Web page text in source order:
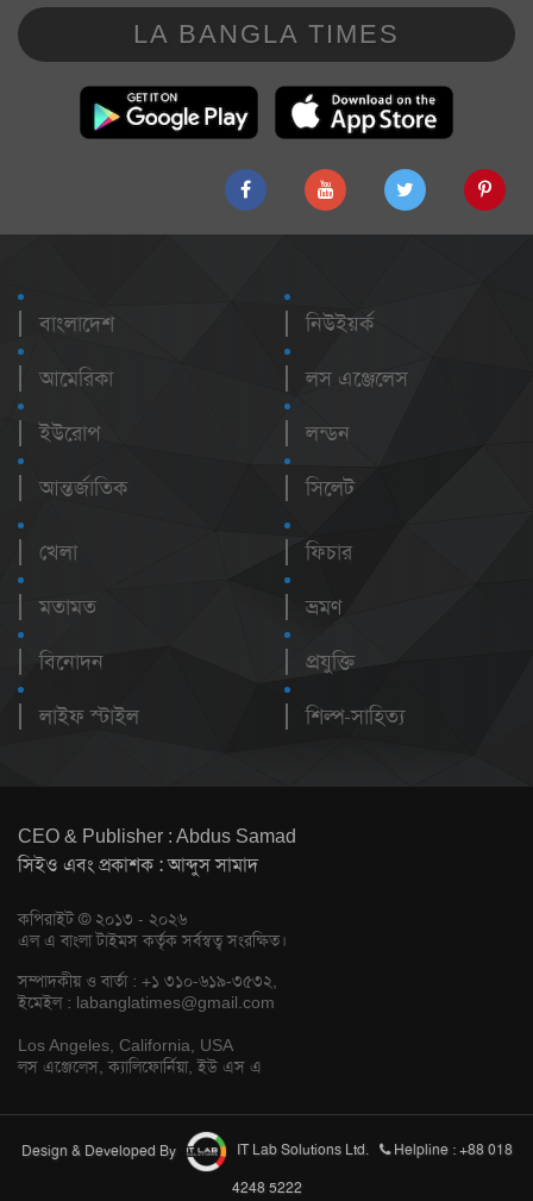
LA BANGLA TIMES
বাংলাদেশ
আমেরিকা
ইউরোপ
আন্তর্জাতিক
নিউইয়র্ক
লস এঞ্জেলেস
লন্ডন
সিলেট
খেলা
মতামত
বিনোদন
লাইফ স্টাইল
ফিচার
ভ্রমণ
প্রযুক্তি
শিল্প-সাহিত্য
CEO & Publisher : Abdus Samad
সিইও এবং প্রকাশক : আব্দুস সামাদ
কপিরাইট © ২০১৩ - ২০২৬
এল এ বাংলা টাইমস কর্তৃক সর্বস্বত্ব সংরক্ষিত।
সম্পাদকীয় ও বার্তা : +১ ৩১০-৬১৯-৩৫৩২,
ইমেইল : labanglatimes@gmail.com
Los Angeles, California, USA
লস এঞ্জেলেস, ক্যালিফোর্নিয়া, ইউ এস এ
Design & Developed By IT Lab Solutions Ltd.
Helpline : +88 018
4248 5222